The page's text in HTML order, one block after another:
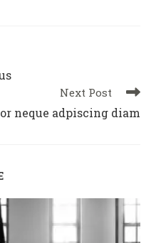
Next Post
neque adpiscing diam